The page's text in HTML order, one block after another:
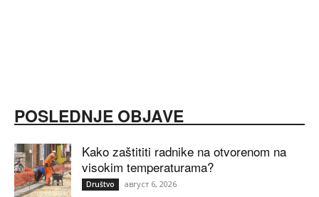
POSLEDNJE OBJAVE
Kako zaštititi radnike na otvorenom na
visokim temperaturama?
Društvo август 6, 2026